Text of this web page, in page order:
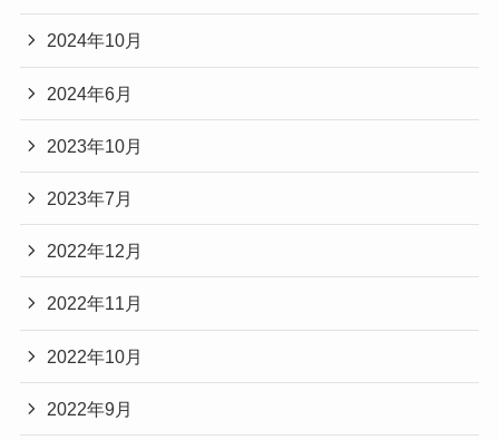
2024年10月
2024年6月
2023年10月
2023年7月
2022年12月
2022年11月
2022年10月
2022年9月